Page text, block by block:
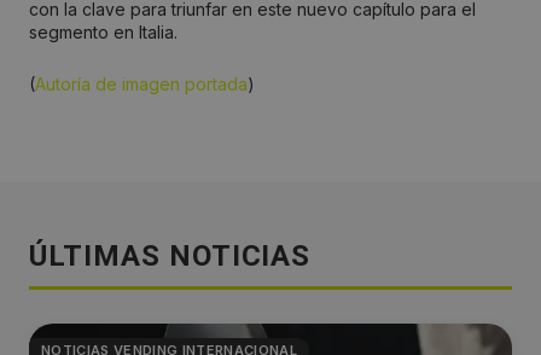
con la clave para triunfar en este nuevo capítulo para el
segmento en Italia.
(Autoría de imagen portada)
ÚLTIMAS NOTICIAS
NOTICIAS VENDING INTERNACIONAL